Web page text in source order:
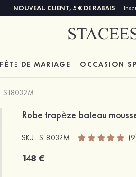
NOUVEAU CLIENT, 5 € DE RABAIS
FÊTE DE MARIAGE OCCASION
S18032M
Robe trapèze bateau
SKU : S18032M (9)
148 €